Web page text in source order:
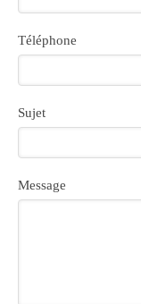
Téléphone
Sujet
Message